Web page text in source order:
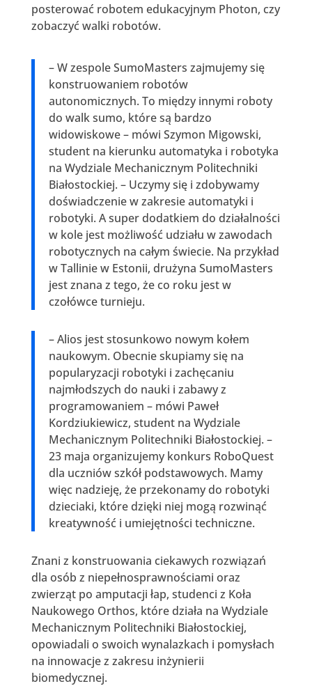
posterować robotem edukacyjnym Photon, czy
zobaczyć walki robotów.
– W zespole SumoMasters zajmujemy się
konstruowaniem robotów
autonomicznych. To między innymi roboty
do walk sumo, które są bardzo
widowiskowe – mówi Szymon Migowski,
student na kierunku automatyka i robotyka
na Wydziale Mechanicznym Politechniki
Białostockiej. – Uczymy się i zdobywamy
doświadczenie w zakresie automatyki i
robotyki. A super dodatkiem do działalności
w kole jest możliwość udziału w zawodach
robotycznych na całym świecie. Na przykład
w Tallinie w Estonii, drużyna SumoMasters
jest znana z tego, że co roku jest w
czołówce turnieju.
– Alios jest stosunkowo nowym kołem
naukowym. Obecnie skupiamy się na
popularyzacji robotyki i zachęcaniu
najmłodszych do nauki i zabawy z
programowaniem – mówi Paweł
Kordziukiewicz, student na Wydziale
Mechanicznym Politechniki Białostockiej. –
23 maja organizujemy konkurs RoboQuest
dla uczniów szkół podstawowych. Mamy
więc nadzieję, że przekonamy do robotyki
dzieciaki, które dzięki niej mogą rozwinąć
kreatywność i umiejętności techniczne.
Znani z konstruowania ciekawych rozwiązań
dla osób z niepełnosprawnościami oraz
zwierząt po amputacji łap, studenci z Koła
Naukowego Orthos, które działa na Wydziale
Mechanicznym Politechniki Białostockiej,
opowiadali o swoich wynalazkach i pomysłach
na innowacje z zakresu inżynierii
biomedycznej.